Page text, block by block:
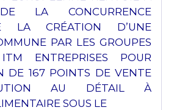
LA CONCURRENCE
LA CRÉATION D’UNE
PAR LES GROUPES
ENTREPRISES POUR
DE 167 POINTS DE VENTE
AU DÉTAIL À
SOUS LE